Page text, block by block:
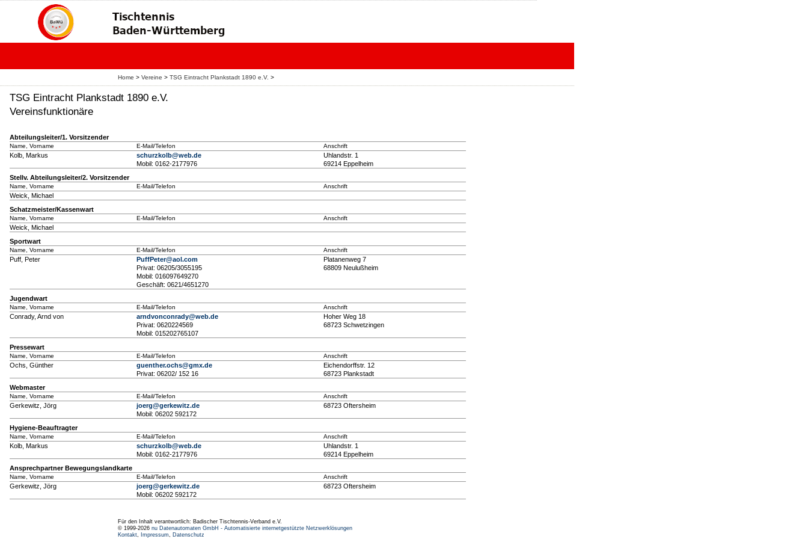
Home > Vereine > TSG Eintracht Plankstadt 1890 e.V. >
TSG Eintracht Plankstadt 1890 e.V.
Vereinsfunktionäre
Abteilungsleiter/1. Vorsitzender
Name, Vorname E-Mail/Telefon Anschrift
Kolb, Markus
schurzkolb@web.de
Mobil: 0162-2177976
Uhlandstr. 1
69214 Eppelheim
Stellv. Abteilungsleiter/2. Vorsitzender
Name, Vorname E-Mail/Telefon Anschrift
Weick, Michael
Schatzmeister/Kassenwart
Name, Vorname E-Mail/Telefon Anschrift
Weick, Michael
Sportwart
Name, Vorname E-Mail/Telefon Anschrift
Puff, Peter
PuffPeter@aol.com
Privat: 06205/3055195
Mobil: 016097649270
Geschäft: 0621/4651270
Platanenweg 7
68809 Neulußheim
Jugendwart
Name, Vorname E-Mail/Telefon Anschrift
Conrady, Arnd von
arndvonconrady@web.de
Privat: 0620224569
Mobil: 015202765107
Hoher Weg 18
68723 Schwetzingen
Pressewart
Name, Vorname E-Mail/Telefon Anschrift
Ochs, Günther
guenther.ochs@gmx.de
Privat: 06202/ 152 16
Eichendorffstr. 12
68723 Plankstadt
Webmaster
Name, Vorname E-Mail/Telefon Anschrift
Gerkewitz, Jörg
joerg@gerkewitz.de
Mobil: 06202 592172
68723 Oftersheim
Hygiene-Beauftragter
Name, Vorname E-Mail/Telefon Anschrift
Kolb, Markus
schurzkolb@web.de
Mobil: 0162-2177976
Uhlandstr. 1
69214 Eppelheim
Ansprechpartner Bewegungslandkarte
Name, Vorname E-Mail/Telefon Anschrift
Gerkewitz, Jörg
joerg@gerkewitz.de
Mobil: 06202 592172
68723 Oftersheim
Für den Inhalt verantwortlich: Badischer Tischtennis-Verband e.V.
© 1999-2026 nu Datenautomaten GmbH - Automatisierte internetgestützte Netzwerklösungen
Kontakt, Impressum, Datenschutz